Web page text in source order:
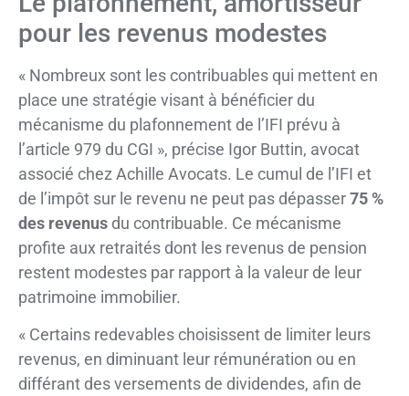
pour les revenus modestes
« Nombreux sont les contribuables qui mettent en
place une stratégie visant à bénéficier du
mécanisme du plafonnement de l’IFI prévu à
l’article 979 du CGI », précise Igor Buttin, avocat
associé chez Achille Avocats. Le cumul de l’IFI et
de l’impôt sur le revenu ne peut pas dépasser75 %
des revenus du contribuable. Ce mécanisme
profite aux retraités dont les revenus de pension
restent modestes par rapport à la valeur de leur
patrimoine immobilier.
« Certains redevables choisissent de limiter leurs
revenus, en diminuant leur rémunération ou en
différant des versements de dividendes, afin de